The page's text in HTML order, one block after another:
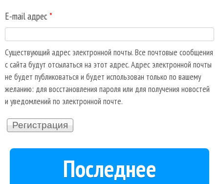
E-mail адрес *
Существующий адрес электронной почты. Все почтовые сообщения
с сайта будут отсылаться на этот адрес. Адрес электронной почты
не будет публиковаться и будет использован только по вашему
желанию: для восстановления пароля или для получения новостей
и уведомлений по электронной почте.
Последнее